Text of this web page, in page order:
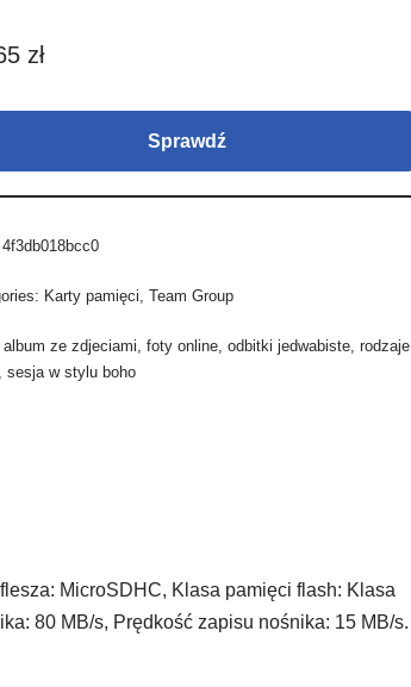
zł
Sprawdź
4f3db018bcc0
Karty pamięci,Team Group
album ze zdjeciami,foty online,odbitki jedwabiste,rodzaje
,sesja w stylu boho
MicroSDHC, Klasa pamięci flash: Klasa
80 MB/s, Prędkość zapisu nośnika: 15 MB/s.